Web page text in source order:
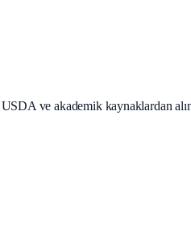
USDA ve akademik kaynaklardan